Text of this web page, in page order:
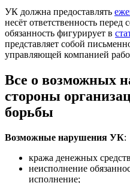
УК должна предоставлять
несёт ответственность перед
обязанность фигурирует в
представляет собой
управляющей компанией
Все о возможных
стороны
борьбы
Возможные нарушения УК:
кража денежных
неисполнение
исполнение;